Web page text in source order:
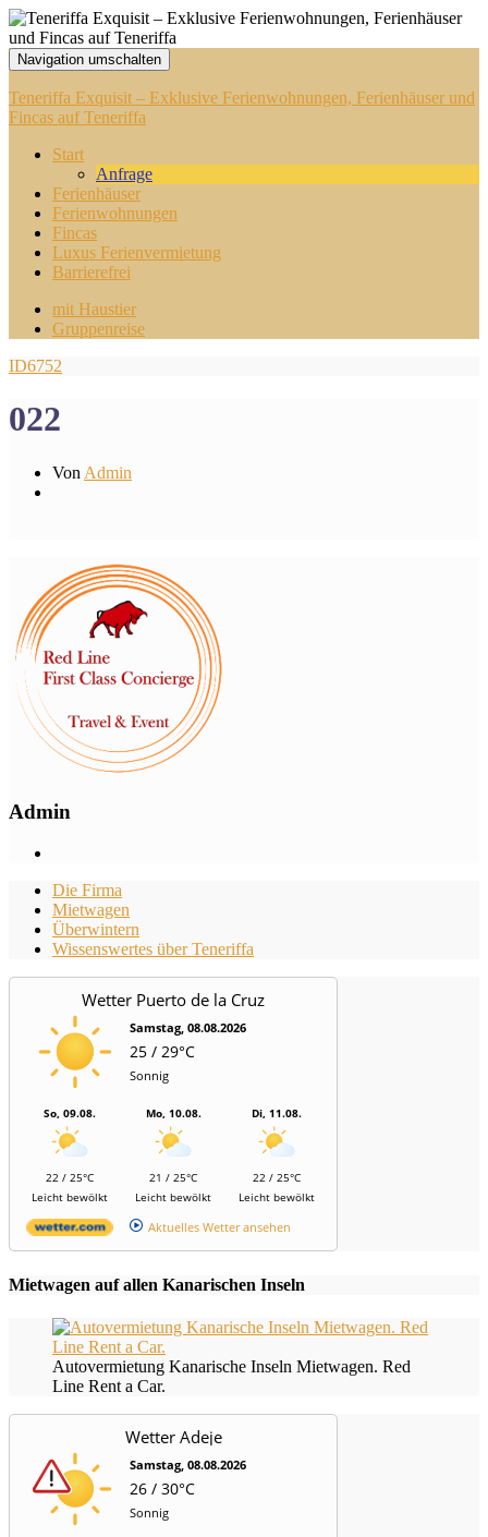
Navigation umschalten
Teneriffa Exquisit – Exklusive Ferienwohnungen, Ferienhäuser und
Fincas auf Teneriffa
Start
Anfrage
Ferienhäuser
Ferienwohnungen
Fincas
Luxus Ferienvermietung
Barrierefrei
mit Haustier
Gruppenreise
ID6752
022
Von Admin
Admin
Die Firma
Mietwagen
Überwintern
Wissenswertes über Teneriffa
Wetter Puerto de la Cruz
Samstag, 08.08.2026
25 / 29°C
Sonnig
So, 09.08.
22 / 25°C
Leicht bewölkt
Mo, 10.08.
21 / 25°C
Leicht bewölkt
Di, 11.08.
22 / 25°C
Leicht bewölkt
Aktuelles Wetter ansehen
Mietwagen auf allen Kanarischen Inseln
Autovermietung Kanarische Inseln Mietwagen. Red
Line Rent a Car.
Wetter Adeje
Samstag, 08.08.2026
26 / 30°C
Sonnig